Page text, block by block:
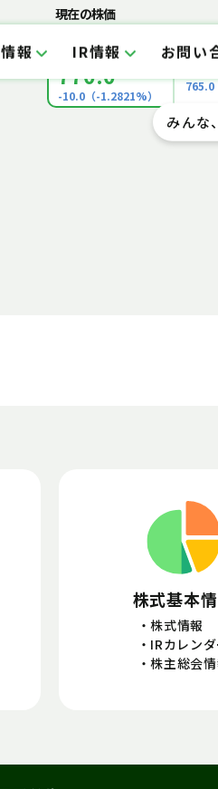
報 IR情報 お問い
みんな
現在の株価
2026-08-07 15:30:00
770.0
-10.0 （-1.2821%）
765.0
株式基本
株式情報
IRカレン
株主総会